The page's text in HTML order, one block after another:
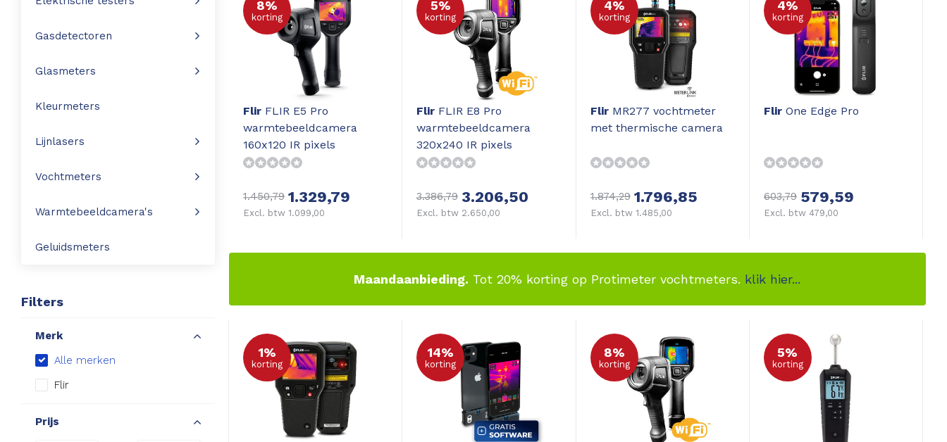
Gasdetectoren
Glasmeters
Kleurmeters
Lijnlasers
Vochtmeters
Warmtebeeldcamera's
Geluidsmeters
Filters
Merk
Alle merken
Flir
Prijs
8%
korting
Flir FLIR E5 Pro
warmtebeeldcamera
160x120 IR pixels
1.450,79 1.329,79
Excl. btw 1.099,00
5%
korting
Flir FLIR E8 Pro
warmtebeeldcamera
320x240 IR pixels
3.386,79 3.206,50
Excl. btw 2.650,00
4%
korting
FlirMR277 vochtmeter
met thermische camera
1.874,29 1.796,85
Excl. btw 1.485,00
4%
korting
FlirOne Edge Pro
603,79 579,59
Excl. btw 479,00
1%
korting
14%
korting
8%
korting
5%
korting
Maandaanbieding. Tot 20% korting op Protimeter vochtmeters. klik hier...